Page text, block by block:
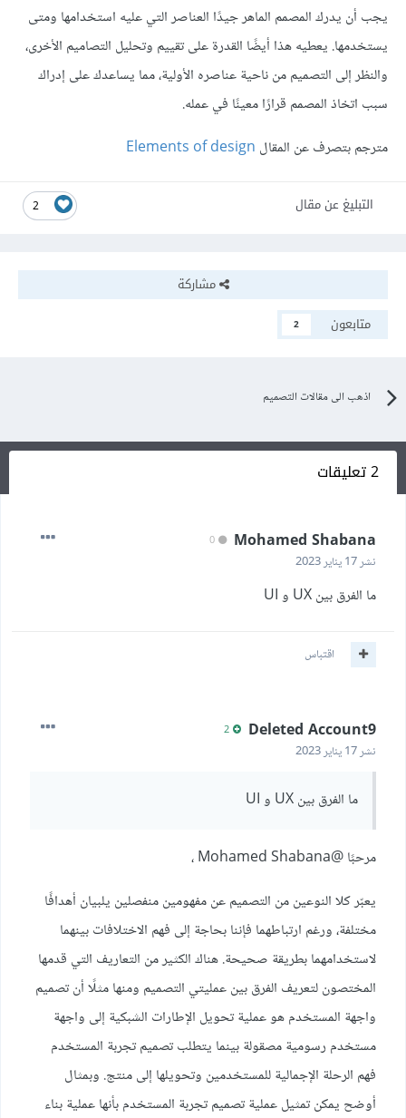
يجب أن يدرك المصمم الماهر جيدًا العناصر التي عليه استخدامها ومتى
يستخدمها. يعطيه هذا أيضًا القدرة على تقييم وتحليل التصاميم الأخرى،
والنظر إلى التصميم من ناحية عناصره الأولية، مما يساعدك على إدراك
سبب اتخاذ المصمم قرارًا معينًا في عمله.
مترجم بتصرف عن المقال Elements of design
2 التبليغ عن مقال
مشاركة
متابعون
2
اذهب الى مقالات التصميم
2 تعليقات
Mohamed Shabana
نشر17 يناير 2023
ما الفرق بين UX و UI
اقتباس
Deleted Account9
نشر17 يناير 2023
ما الفرق بين UX و UI
مرحبًا@Mohamed Shabana
،
يعبّر كلا النوعين من التصميم عن مفهومين منفصلين يلبيان أهدافًا
مختلفة، ورغم ارتباطهما فإننا بحاجة إلى فهم الاختلافات بينهما
لاستخدامهما بطريقة صحيحة. هناك الكثير من التعاريف التي قدمها
المختصون لتعريف الفرق بين عمليتي التصميم ومنها مثلًا أن تصميم
واجهة المستخدم هو عملية تحويل الإطارات الشبكية إلى واجهة
مستخدم رسومية مصقولة بينما يتطلب تصميم تجربة المستخدم
فهم الرحلة الإجمالية للمستخدمين وتحويلها إلى منتج. وبمثال
أوضح يمكن تمثيل عملية تصميم تجربة المستخدم بأنها عملية بناء